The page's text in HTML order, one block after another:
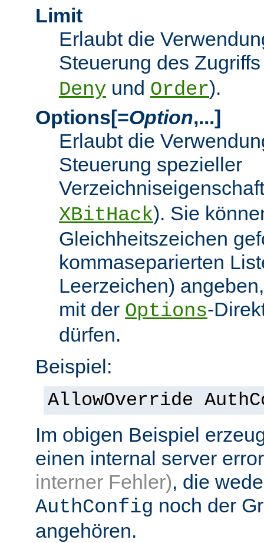
Limit
Erlaubt die
Steuerung des
Deny und Order).
Options[=Option,...]
Erlaubt die
Steuerung spezieller
XBitHack). Sie
Gleichheitszeichen
kommaseparierten
Leerzeichen)
mit der Options-
dürfen.
Beispiel:
AllowOverride
Im obigen Beispiel
einen internal server
interner Fehler), die
AuthConfig noch der
angehören.